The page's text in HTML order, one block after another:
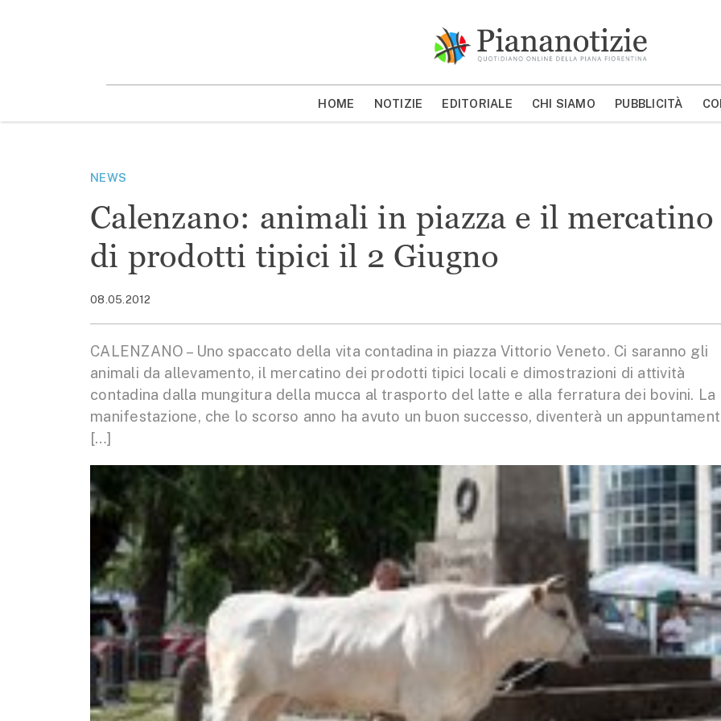
MOSTRA/NASCONDI CERCA
HOME NOTIZIE EDITORIALE CHI SIAMO PUBBLICITÀ
NEWS
Calenzano: animali in piazza e il mercatino
di prodotti tipici il 2 Giugno
08.05.2012
CALENZANO – Uno spaccato della vita contadina in piazza Vittorio Veneto. Ci saranno gli
animali da allevamento, il mercatino dei prodotti tipici locali e dimostrazioni di attività
contadina dalla mungitura della mucca al trasporto del latte e alla ferratura dei bovini. La
manifestazione, che lo scorso anno ha avuto un buon successo, diventerà un
[…]